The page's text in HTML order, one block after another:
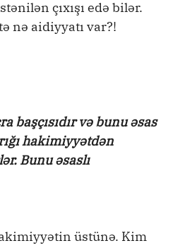
çıxışı edə bilər.
nə aidiyyatı var?!
başçısıdır və bunu əsas
hakimiyyətdən
Bunu əsaslı
üstünə. Kim